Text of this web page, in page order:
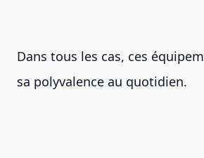
Dans tous les cas, ces
sa polyvalence au quotidien.